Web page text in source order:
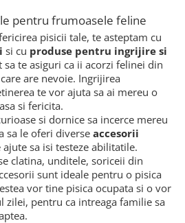
pentru frumoasele feline
pisicii tale, te asteptam cu
si cu produse pentru ingrijire si
sa te asiguri ca ii acorzi felinei din
are nevoie. Ingrijirea
te vor ajuta sa ai mereu o
si fericita.
si dornice sa incerce mereu
sa le oferi diverse accesorii
ajute sa isi testeze abilitatile.
clatina, unditele, soriceii din
sunt ideale pentru o pisica
vor tine pisica ocupata si o vor
pentru ca intreaga familie sa